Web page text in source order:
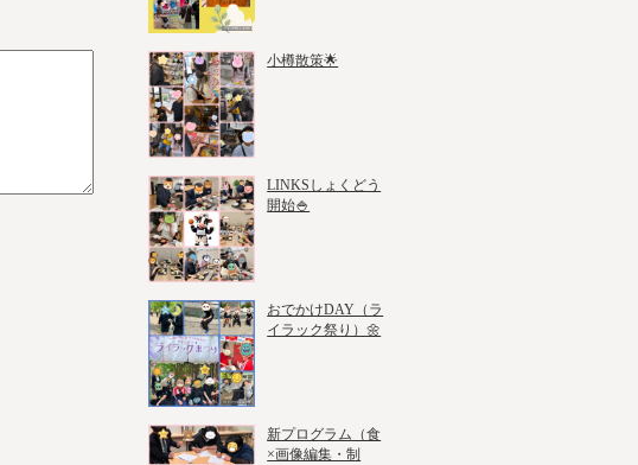
小樽散策🌟
LINKSしょくどう
開始🍚
おでかけDAY（ラ
イラック祭り）🌼
新プログラム（食
×画像編集・制